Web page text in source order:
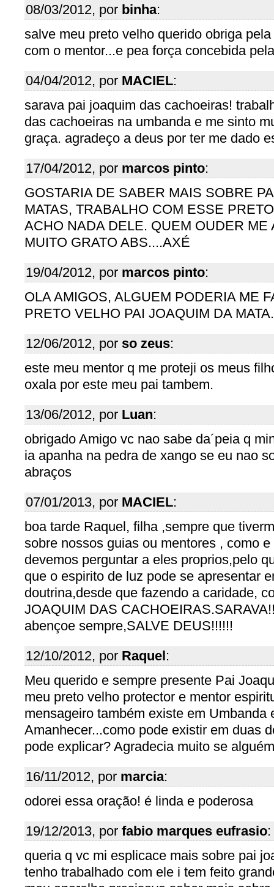
08/03/2012, por binha:
salve meu preto velho querido obriga
com o mentor...e pea força concebida
04/04/2012, por MACIEL:
sarava pai joaquim das cachoeiras!
das cachoeiras na umbanda e me sinto
graça. agradeço a deus por ter me dado
17/04/2012, por marcos pinto:
GOSTARIA DE SABER MAIS SOBRE
MATAS, TRABALHO COM ESSE
ACHO NADA DELE. QUEM OUDER ME
MUITO GRATO ABS....AXÉ
19/04/2012, por marcos pinto:
OLA AMIGOS, ALGUEM PODERIA ME
PRETO VELHO PAI JOAQUIM DA
12/06/2012, por so zeus:
este meu mentor q me proteji os meus
oxala por este meu pai tambem.
13/06/2012, por Luan:
obrigado Amigo vc nao sabe da´peia q
ia apanha na pedra de xango se eu nao
abraços
07/01/2013, por MACIEL:
boa tarde Raquel, filha ,sempre que
sobre nossos guias ou mentores , como
devemos perguntar a eles proprios,pelo
que o espirito de luz pode se apresentar
doutrina,desde que fazendo a caridade,
JOAQUIM DAS
abençoe sempre,SALVE DEUS!!!!!!
12/10/2012, por Raquel:
Meu querido e sempre presente Pai
meu preto velho protector e mentor
mensageiro também existe em Umbanda
Amanhecer...como pode existir em duas
pode explicar? Agradecia muito se
16/11/2012, por marcia:
odorei essa oração! é linda e poderosa
19/12/2013, por fabio marques eufrasio:
queria q vc mi esplicace mais sobre pai
tenho trabalhado com ele i tem feito